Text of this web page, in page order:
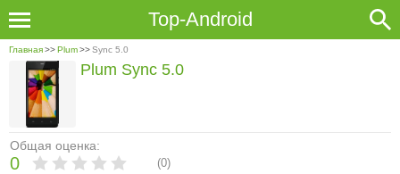
Top-Android
Главная>>Plum>>Sync 5.0
Общая оценка:
0 (0)
Plum Sync 5.0